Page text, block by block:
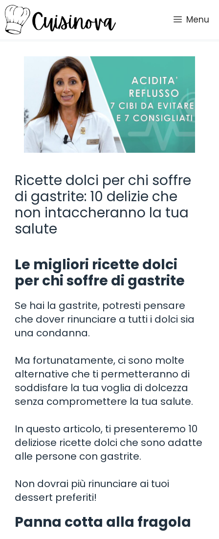
Vai
al
contenuto
Menu
Ricette dolci per chi soffre
di gastrite: 10 delizie che
non intaccheranno la tua
salute
Le migliori ricette dolci
per chi soffre di gastrite
Se hai la gastrite, potresti pensare
che dover rinunciare a tutti i dolci sia
una condanna.
Ma fortunatamente, ci sono molte
alternative che ti permetteranno di
soddisfare la tua voglia di dolcezza
senza compromettere la tua salute.
In questo articolo, ti presenteremo 10
deliziose ricette dolci che sono adatte
alle persone con gastrite.
Non dovrai più rinunciare ai tuoi
dessert preferiti!
Panna cotta alla fragola